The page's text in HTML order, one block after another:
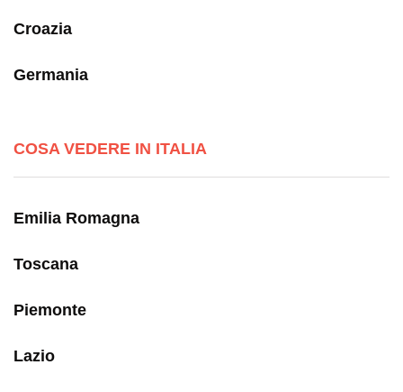
Croazia
Germania
COSA VEDERE IN ITALIA
Emilia Romagna
Toscana
Piemonte
Lazio